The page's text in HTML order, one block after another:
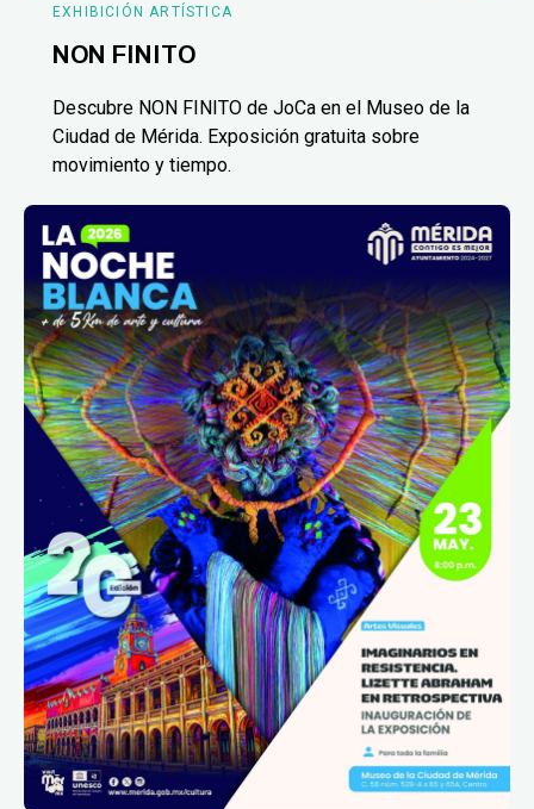
EXHIBICIÓN ARTÍSTICA
NON FINITO
Descubre NON FINITO de JoCa en el Museo de la
Ciudad de Mérida. Exposición gratuita sobre
movimiento y tiempo.